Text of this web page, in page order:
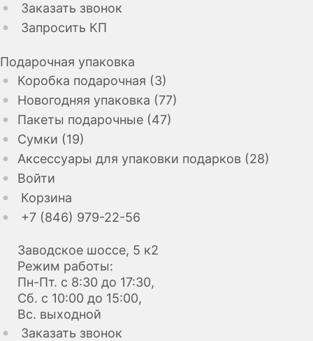
Заказать звонок
Запросить КП
Подарочная упаковка
Коробка подарочная (3)
Новогодняя упаковка (77)
Пакеты подарочные (47)
Сумки (19)
Аксессуары для упаковки подарков (28)
Войти
Корзина
+7 (846) 979-22-56
Заводское шоссе, 5 к2
Режим работы:
Пн-Пт. с 8:30 до 17:30,
Сб. с 10:00 до 15:00,
Вс. выходной
Заказать звонок